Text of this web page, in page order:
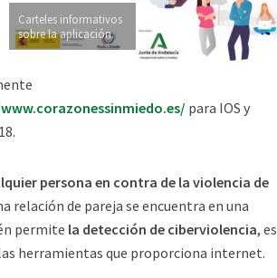
Carteles informativos
sobre la aplicación.
para IOS y
persona en contra de la violencia de
relación de pareja se encuentra en una
permite la detección de ciberviolencia, es
herramientas que proporciona internet.